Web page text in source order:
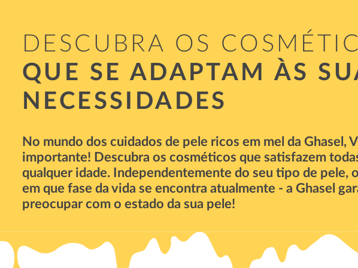
DESCUBRA OS
QUE SE ADAPTAM ÀS
NECESSIDADES
No mundo dos cuidados de pele ricos em mel da Ghasel,
importante! Descubra os cosméticos que satisfazem
qualquer idade. Independentemente do seu tipo de pele,
em que fase da vida se encontra atualmente - a Ghasel
preocupar com o estado da sua pele!